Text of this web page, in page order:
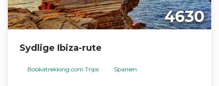
4630
Sydlige Ibiza-rute
Bookatrekking.com Trips Spanien